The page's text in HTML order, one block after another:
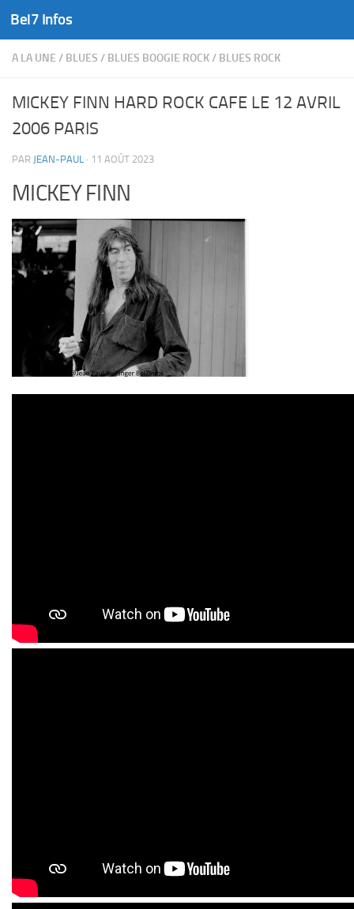
Skip to content
Bel7 Infos
A LA UNE / BLUES / BLUES BOOGIE ROCK/ BLUES ROCK
MICKEY FINN HARD ROCK CAFE LE 12 AVRIL
2006 PARIS
PAR JEAN-PAUL · 11 AOÛT 2023
MICKEY FINN